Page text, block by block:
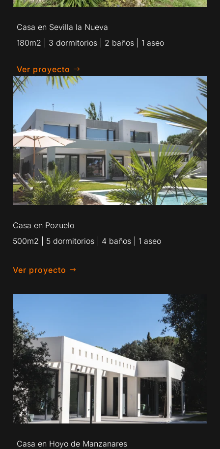
Casa en Sevilla la Nueva
180m2 | 3 dormitorios | 2 baños | 1 aseo
Ver proyecto
Casa en Pozuelo
500m2 | 5 dormitorios | 4 baños | 1 aseo
Ver proyecto
Casa en Hoyo de Manzanares